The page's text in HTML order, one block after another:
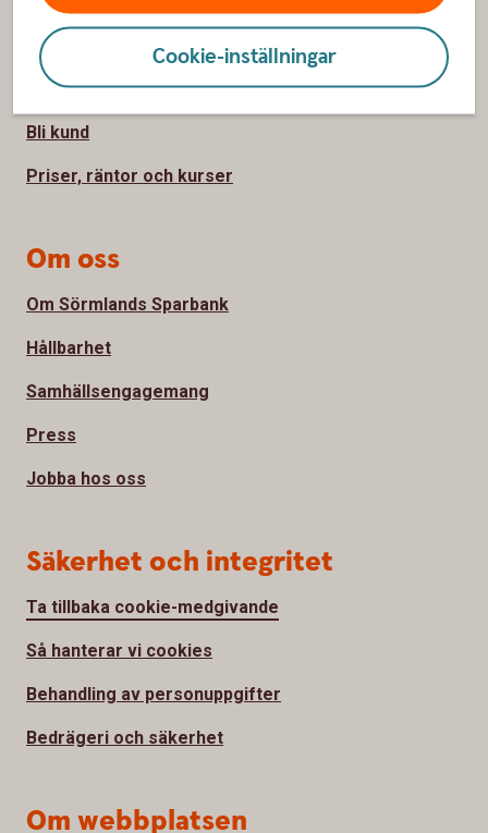
Cookie-inställningar
Spärrhjälp
Hitta bankkontor
Bli kund
Priser, räntor och kurser
Om oss
Om Sörmlands Sparbank
Hållbarhet
Samhällsengagemang
Press
Jobba hos oss
Säkerhet och integritet
Ta tillbaka cookie-medgivande
Så hanterar vi cookies
Behandling av personuppgifter
Bedrägeri och säkerhet
Om webbplatsen